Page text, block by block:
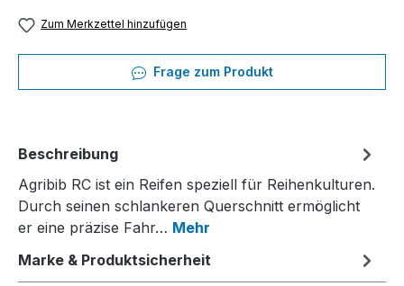
Zum Merkzettel hinzufügen
Frage zum Produkt
Beschreibung
Agribib RC ist ein Reifen speziell für Reihenkulturen.
Durch seinen schlankeren Querschnitt ermöglicht
er eine präzise Fahr… Mehr
Marke & Produktsicherheit